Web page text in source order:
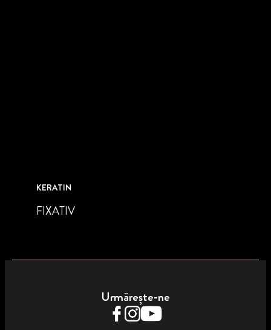
KERATIN
FIXATIV
Urmărește-ne